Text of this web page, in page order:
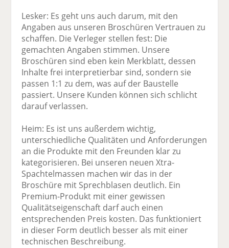
Lesker: Es geht uns auch darum, mit den
Angaben aus unseren Broschüren Vertrauen zu
schaffen. Die Verleger stellen fest: Die
gemachten Angaben stimmen. Unsere
Broschüren sind eben kein Merkblatt, dessen
Inhalte frei interpretierbar sind, sondern sie
passen 1:1 zu dem, was auf der Baustelle
passiert. Unsere Kunden können sich schlicht
darauf verlassen.
Heim: Es ist uns außerdem wichtig,
unterschiedliche Qualitäten und Anforderungen
an die Produkte mit den Freunden klar zu
kategorisieren. Bei unseren neuen Xtra-
Spachtelmassen machen wir das in der
Broschüre mit Sprechblasen deutlich. Ein
Premium-Produkt mit einer gewissen
Qualitätseigenschaft darf auch einen
entsprechenden Preis kosten. Das funktioniert
in dieser Form deutlich besser als mit einer
technischen Beschreibung.